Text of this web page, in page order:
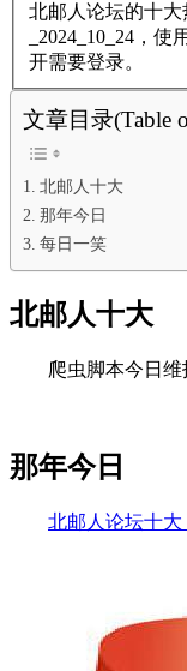
北邮人论坛的十
_2024_10_24，
开需要登录。
文章目录(Table
北邮人十大
那年今日
每日一笑
北邮人十大
爬虫脚本今日维
那年今日
北邮人论坛十大